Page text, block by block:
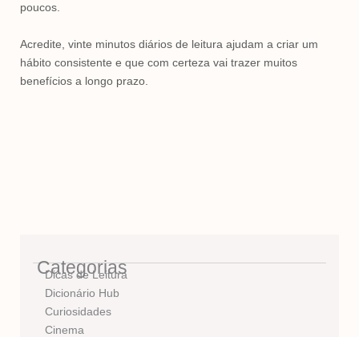
poucos.
Acredite, vinte minutos diários de leitura ajudam a criar um
hábito consistente e que com certeza vai trazer muitos
benefícios a longo prazo.
Categorias
Dicas de Leitura
Dicionário Hub
Curiosidades
Cinema